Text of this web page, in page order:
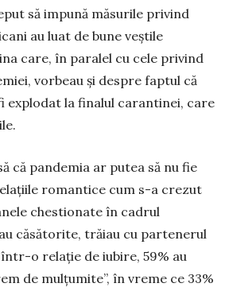
să impună mă­surile privind
au luat de bune veștile
care, în paralel cu cele privind
vorbeau și despre faptul că
la finalul caranti­nei, care
că pandemia ar putea să nu fie
romantice cum s-a crezut
ches­tionate în cadrul
că­sătorite, trăiau cu partenerul
o relație de iubire, 59% au
de mulțumite”, în vreme ce 33%